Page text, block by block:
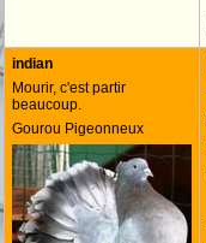
indian
Mourir, c'est partir
beaucoup.
Gourou Pigeonneux